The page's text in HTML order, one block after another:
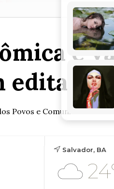
e
da
Povos e Comunidades
Salvador, BA